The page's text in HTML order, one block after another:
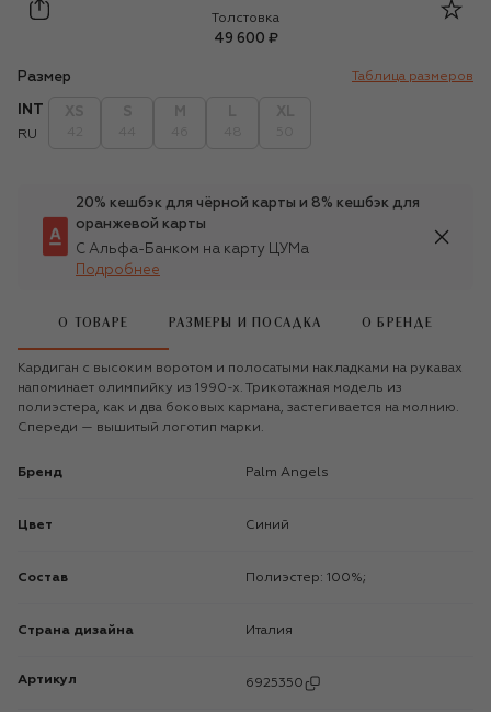
Palm Angels
Толстовка
49 600 ₽
Размер Таблица размеров
INT
RU
20% кешбэк для чёрной карты и 8% кешбэк для
оранжевой карты
С Альфа-Банком на карту ЦУМа
Подробнее
О ТОВАРЕ РАЗМЕРЫ И ПОСАДКА О БРЕНДЕ
Кардиган с высоким воротом и полосатыми накладками на рукавах
напоминает олимпийку из 1990-х. Трикотажная модель из
полиэстера, как и два боковых кармана, застегивается на молнию.
Спереди — вышитый логотип марки.
Бренд Palm Angels
Цвет Синий
Состав Полиэстер: 100%;
Страна дизайна Италия
Артикул 6925350